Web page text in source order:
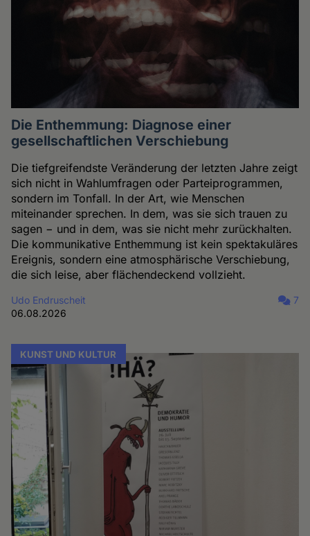
Die Enthemmung: Diagnose einer
gesellschaftlichen Verschiebung
Die tiefgreifendste Veränderung der letzten Jahre zeigt
sich nicht in Wahlumfragen oder Parteiprogrammen,
sondern im Tonfall. In der Art, wie Menschen
miteinander sprechen. In dem, was sie sich trauen zu
sagen − und in dem, was sie nicht mehr zurückhalten.
Die kommunikative Enthemmung ist kein spektakuläres
Ereignis, sondern eine atmosphärische Verschiebung,
die sich leise, aber flächendeckend vollzieht.
Udo Endruscheit
06.08.2026
7
KUNST UND KULTUR